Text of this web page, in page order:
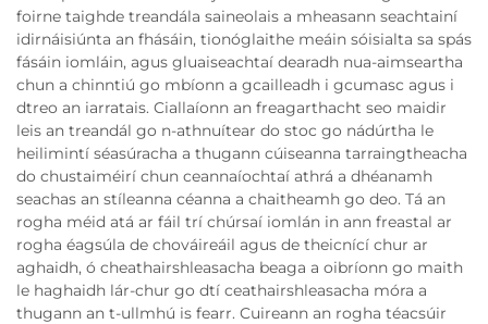
foirne taighde treandála saineolais a mheasann seachtainí
idirnáisiúnta an fhásáin, tionóglaithe meáin sóisialta sa spás
fásáin iomláin, agus gluaiseachtaí dearadh nua-aimseartha
chun a chinntiú go mbíonn a gcailleadh i gcumasc agus i
dtreo an iarratais. Ciallaíonn an freagarthacht seo maidir
leis an treandál go n-athnuítear do stoc go nádúrtha le
heilimintí séasúracha a thugann cúiseanna tarraingtheacha
do chustaiméirí chun ceannaíochtaí athrá a dhéanamh
seachas an stíleanna céanna a chaitheamh go deo. Tá an
rogha méid atá ar fáil trí chúrsaí iomlán in ann freastal ar
rogha éagsúla de chováireáil agus de theicnící chur ar
aghaidh, ó cheathairshleasacha beaga a oibríonn go maith
le haghaidh lár-chur go dtí ceathairshleasacha móra a
thugann an t-ullmhú is fearr. Cuireann an rogha téacsúir